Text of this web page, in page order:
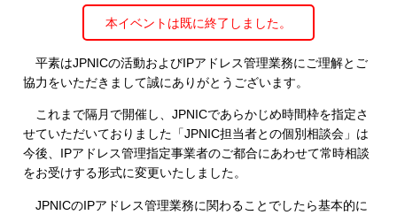
本イベントは既に終了しました。
平素はJPNICの活動およびIPアドレス管理業務にご理解とご
協力をいただきまして誠にありがとうございます。
これまで隔月で開催し、JPNICであらかじめ時間枠を指定さ
せていただいておりました「JPNIC担当者との個別相談会」は
今後、IPアドレス管理指定事業者のご都合にあわせて常時相談
をお受けする形式に変更いたしました。
JPNICのIPアドレス管理業務に関わることでしたら基本的に